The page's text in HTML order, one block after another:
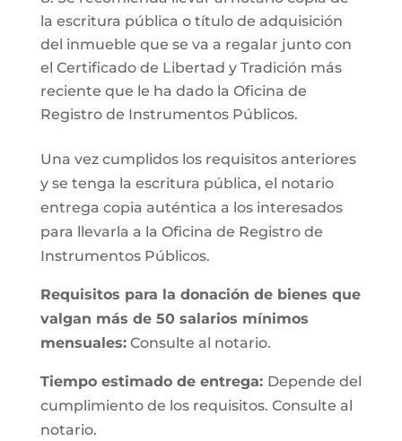
la escritura pública o título de adquisición
del inmueble que se va a regalar junto con
el Certificado de Libertad y Tradición más
reciente que le ha dado la Oficina de
Registro de Instrumentos Públicos.
Una vez cumplidos los requisitos anteriores
y se tenga la escritura pública, el notario
entrega copia auténtica a los interesados
para llevarla a la Oficina de Registro de
Instrumentos Públicos.
Requisitos para la donación de bienes que
valgan más de 50 salarios mínimos
mensuales:Consulte al notario.
Tiempo estimado de entrega: Depende del
cumplimiento de los requisitos. Consulte al
notario.